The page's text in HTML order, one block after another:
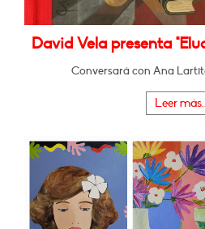
David Vela presenta
Conversará con Ana
Leer